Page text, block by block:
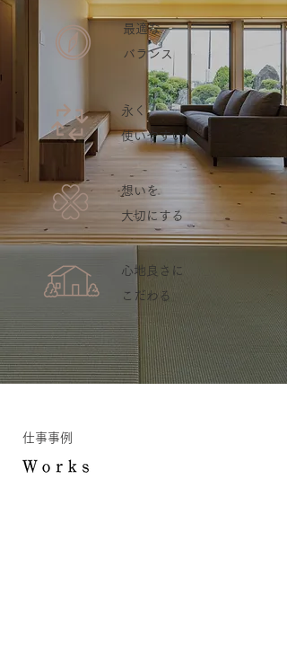
最適な
バランス
永く
使いやすい
想いを
大切にする
心地良さに
こだわる
​仕事事例